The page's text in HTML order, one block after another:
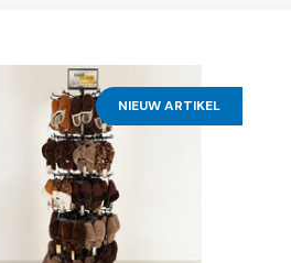
NIEUW ARTIKEL